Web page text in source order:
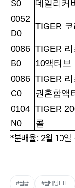
S0
데일리커
0052
D0
TIGER
0086
B0
TIGER
10액티브
0086
C0
TIGER 리
권혼합액
0104
N0
TIGER
콜
*분배율: 2월 10일
#월급 #월배당ETF